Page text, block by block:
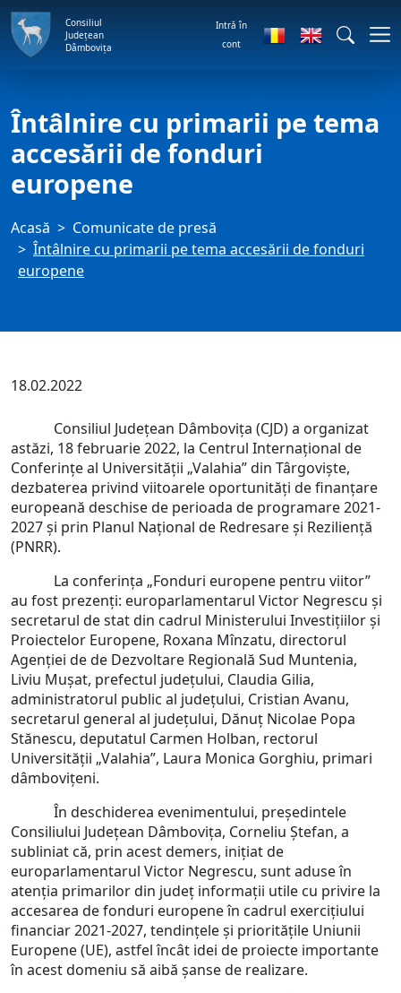
Consiliul
Județean
Dâmbovița
Intră în
cont
Întâlnire cu primarii pe tema
accesării de fonduri
europene
Acasă
Comunicate de presă
Întâlnire cu primarii pe tema accesării de fonduri
europene
18.02.2022
Consiliul Județean Dâmbovița (CJD) a organizat
astăzi, 18 februarie 2022, la Centrul Internațional de
Conferințe al Universității „Valahia” din Târgoviște,
dezbaterea privind viitoarele oportunități de finanțare
europeană deschise de perioada de programare 2021-
2027 și prin Planul Național de Redresare și Reziliență
(PNRR).
La conferința „Fonduri europene pentru viitor”
au fost prezenți: europarlamentarul Victor Negrescu și
secretarul de stat din cadrul Ministerului Investiţiilor şi
Proiectelor Europene, Roxana Mînzatu, directorul
Agenției de de Dezvoltare Regională Sud Muntenia,
Liviu Mușat, prefectul județului, Claudia Gilia,
administratorul public al județului, Cristian Avanu,
secretarul general al județului, Dănuț Nicolae Popa
Stănescu, deputatul Carmen Holban, rectorul
Universității „Valahia”, Laura Monica Gorghiu, primari
dâmbovițeni.
În deschiderea evenimentului, președintele
Consiliului Județean Dâmbovița, Corneliu Ștefan, a
subliniat că, prin acest demers, inițiat de
europarlamentarul Victor Negrescu, sunt aduse în
atenția primarilor din județ informații utile cu privire la
accesarea de fonduri europene în cadrul exercițiului
financiar 2021-2027, tendințele și prioritățile Uniunii
Europene (UE), astfel încât idei de proiecte importante
în acest domeniu să aibă șanse de realizare.